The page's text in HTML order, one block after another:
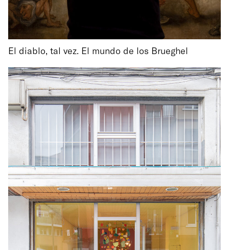
El diablo, tal vez. El mundo de los Brueghel